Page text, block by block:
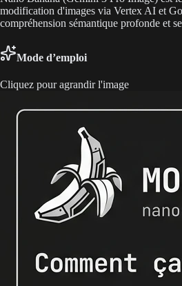
modification d'images via Vertex AI et
compréhension sémantique profonde et
Mode d’emploi
Cliquez pour agrandir l'image